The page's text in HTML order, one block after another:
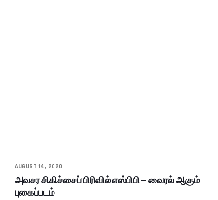
AUGUST 14, 2020
அவசர சிகிச்சைப் பிரிவில் எஸ்பிபி – வைரல் ஆகும்
புகைப்படம்